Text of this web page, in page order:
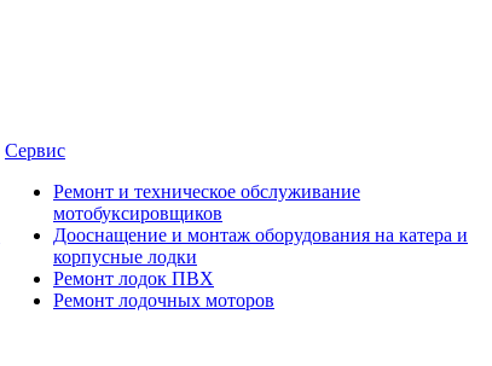
Сервис
Ремонт и техническое обслуживание
мотобуксировщиков
Дооснащение и монтаж оборудования на катера и
корпусные лодки
Ремонт лодок ПВХ
Ремонт лодочных моторов